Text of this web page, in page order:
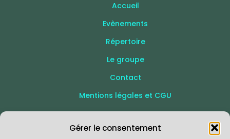
Gérer le consentement
Accueil
Evènements
Répertoire
Le groupe
Contact
Mentions légales et CGU
SUIVEZ-NOUS